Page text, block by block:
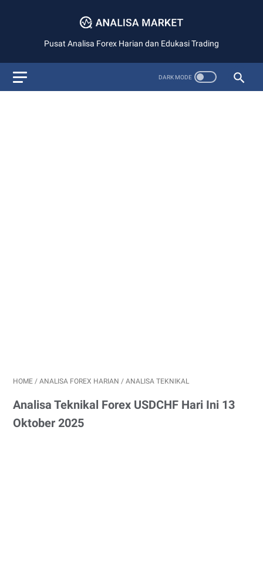
Pusat Analisa Forex Harian dan Edukasi Trading
HOME / ANALISA FOREX HARIAN / ANALISA TEKNIKAL
Analisa Teknikal Forex USDCHF Hari Ini 13
Oktober 2025